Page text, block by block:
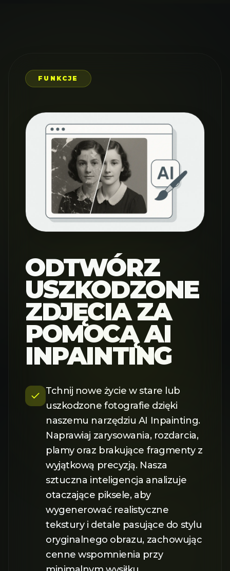
FUNKCJE
ODTWÓRZ
USZKODZONE
ZDJĘCIA ZA
POMOCĄ AI
INPAINTING
Tchnij nowe życie w stare lub
uszkodzone fotografie dzięki
naszemu narzędziu AI Inpainting.
Naprawiaj zarysowania, rozdarcia,
plamy oraz brakujące fragmenty z
wyjątkową precyzją. Nasza
sztuczna inteligencja analizuje
otaczające piksele, aby
wygenerować realistyczne
tekstury i detale pasujące do stylu
oryginalnego obrazu, zachowując
cenne wspomnienia przy